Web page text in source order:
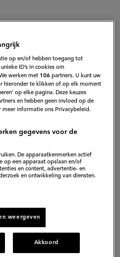
móét je echt een keer
Het is onweerstaanbaar
op en/of hebben toegang tot
ID’s in cookies om
werken met 106 partners. U kunt uw
hieronder te klikken of op elk moment
op elke pagina. Deze keuzes
en hebben geen invloed op de
meer informatie ons Privacybeleid.
gegevens voor de
De apparaatkenmerken actief
op een apparaat opslaan en/of
en content, advertentie- en
en ontwikkeling van diensten.
weergeven
Akkoord